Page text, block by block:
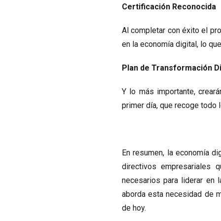
Certificación Reconocida
Al completar con éxito el
en la economía digital, lo
Plan de Transformación
Y lo más importante,
primer día, que recoge todo
En resumen, la economía
directivos empresariales
necesarios para liderar en
aborda esta necesidad de
de hoy.